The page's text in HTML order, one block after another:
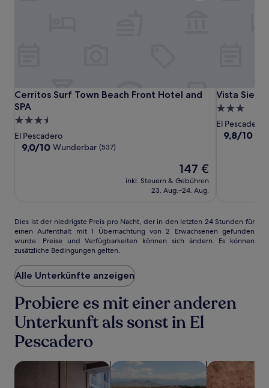
Cerritos
Surf
Town
Beach
Front
Cerritos
Surf
Town
Beach
Front
Cerritos Surf Town Beach Front Hotel and
SPA
Cerritos Surf Town Beach Front Hotel and SPA
3.5-
Sterne-
Unterkunft
El Pescadero
9.0
9,0/10 Wunderbar (537)
Der
Preis
beträgt
147 €
inkl. Steuern & Gebühren
23. Aug.–24. Aug.
Vista
Sierra
Laguna
Vista
Vista Sierra
3.0-
Sterne-
Unterkunft
El Pescadero
9.8
9,8/10
Dies
ist
der
niedrigste
Preis
pro
Nacht,
der
in
den
letzten
24 Stunden
einen
Dies ist der niedrigste Preis pro Nacht, der in den letzten 24 Stunden für
einen Aufenthalt mit 1 Übernachtung von 2 Erwachsenen gefunden
wurde. Preise und Verfügbarkeiten können sich ändern. Es können
zusätzliche Bedingungen gelten.
Alle Unterkünfte anzeigen
Probiere es mit einer anderen
Unterkunft als sonst in El
Pescadero
Suche nach haustierfreundlichen Unterkünften
Suche nach Unterkünften mit Pool
Suche nach